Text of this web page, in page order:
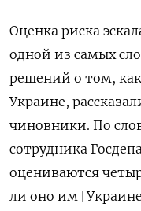
Оценка риска
одной из самых
решений о том,
Украине,
чиновники. По
сотрудника
оцениваются
ли оно им